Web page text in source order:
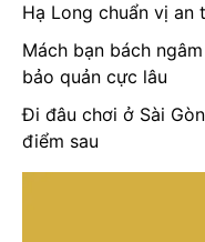
Hạ Long chuẩn vị an
Mách bạn bách
bảo quản cực lâu
Đi đâu chơi ở Sài
điểm sau